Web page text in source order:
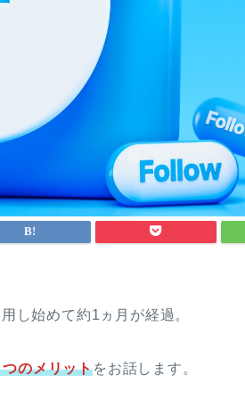
始めて約1ヵ月が経過。
のメリットをお話します。